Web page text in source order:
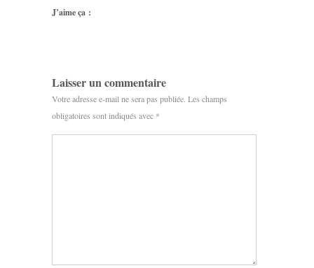
J’aime ça :
Laisser un commentaire
Votre adresse e-mail ne sera pas publiée. Les champs
obligatoires sont indiqués avec *